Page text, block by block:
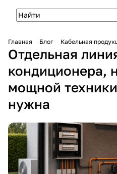
Главная Блог Кабельная
Отдельная
кондиционера,
мощной
нужна